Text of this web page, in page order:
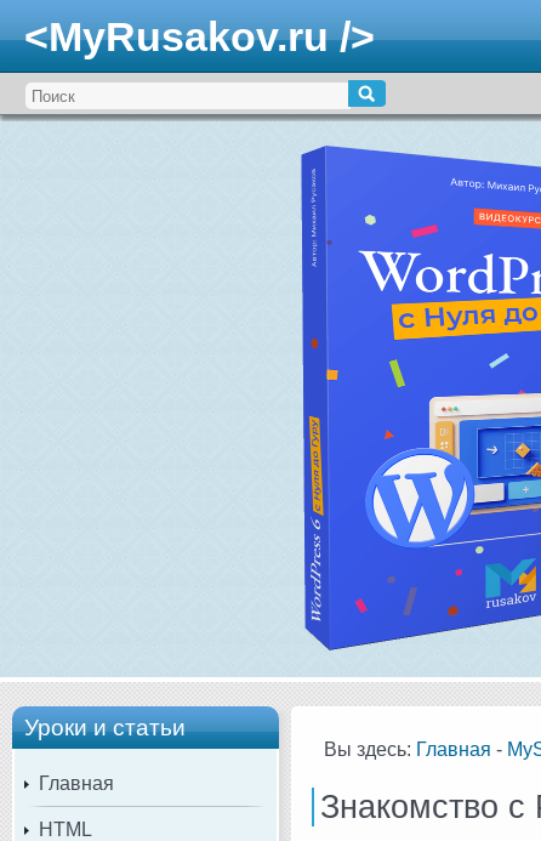
<MyRusakov.ru />
Уроки и статьи
Главная
HTML
Вы здесь: Главная -
Знакомство с